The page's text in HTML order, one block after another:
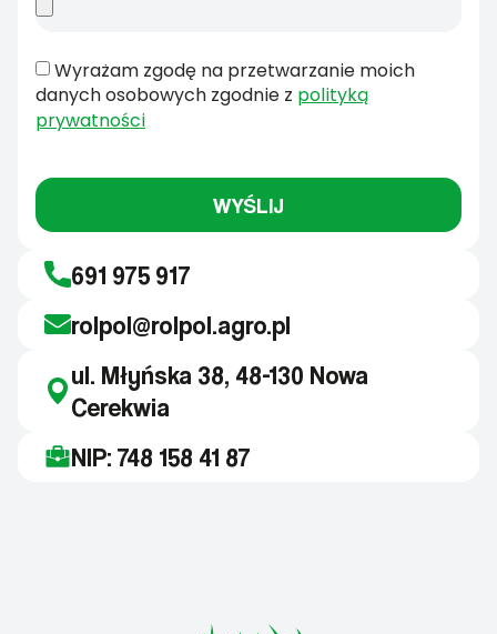
Wyrażam zgodę na przetwarzanie moich
danych osobowych zgodnie z polityką
prywatności
WYŚLIJ
691 975 917
rolpol@rolpol.agro.pl
ul. Młyńska 38, 48-130 Nowa
Cerekwia
NIP: 748 158 41 87